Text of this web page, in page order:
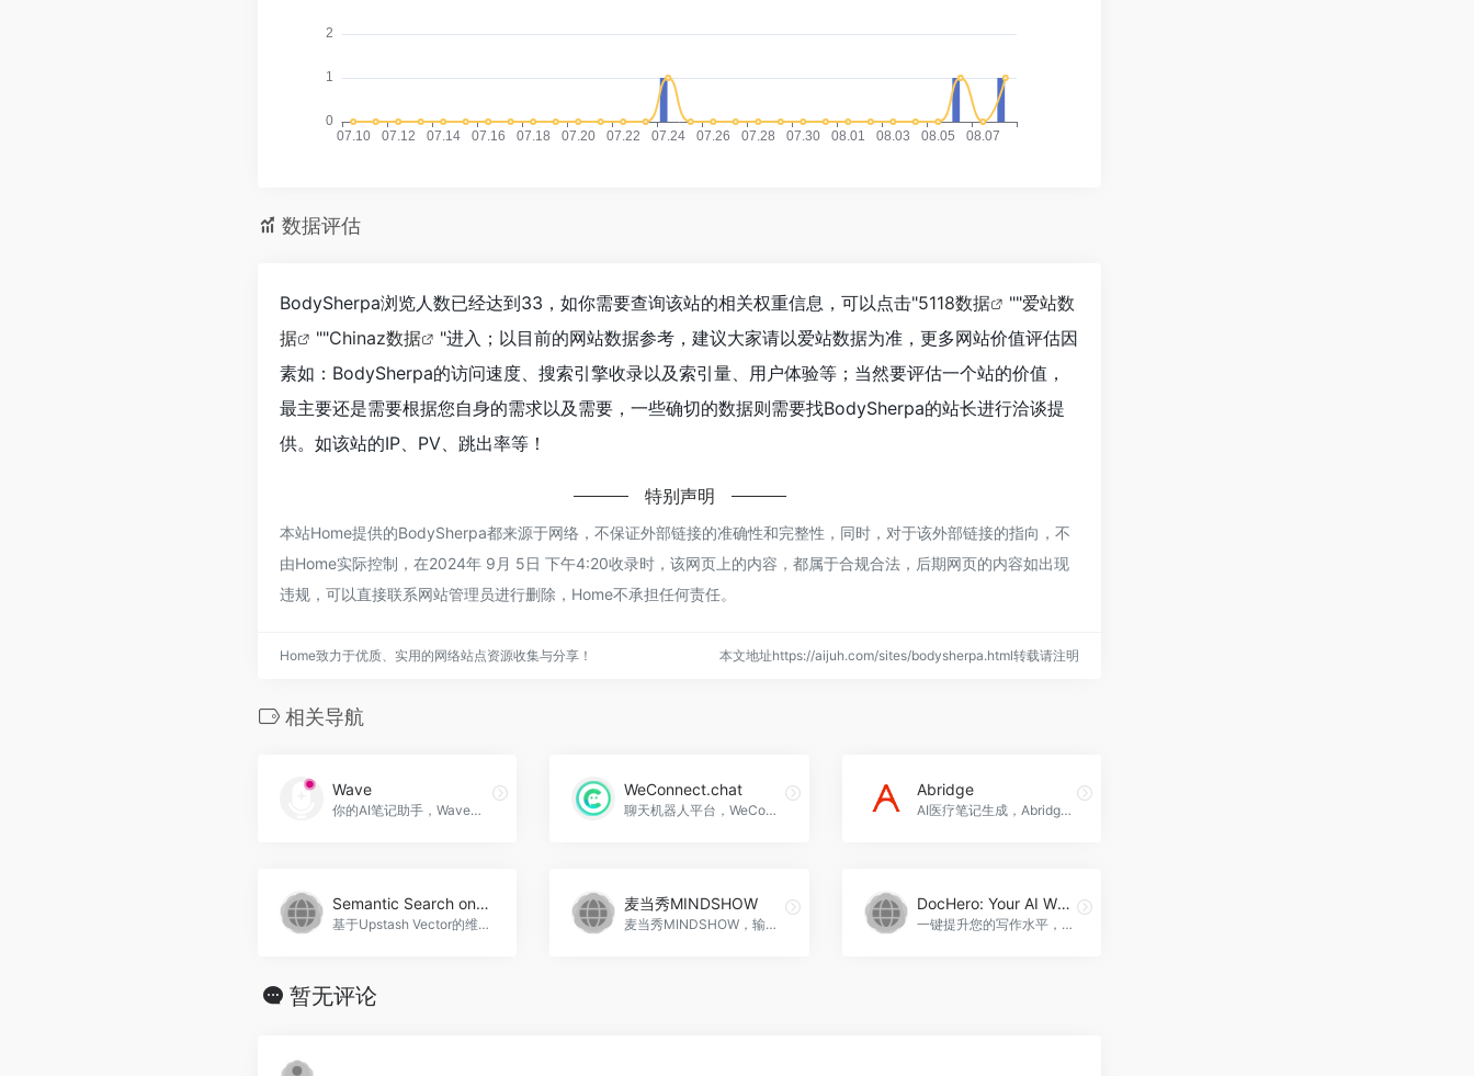
数据评估
BodySherpa浏览人数已经达到33，如你需要查询该站的相关权重信息，可以点击"5118数据 ""爱站数
据
""Chinaz数据
"进入；以目前的网站数据参考，建议大家请以爱站数据为准，更多网站价值评估因
素如：BodySherpa的访问速度、搜索引擎收录以及索引量、用户体验等；当然要评估一个站的价值，
最主要还是需要根据您自身的需求以及需要，一些确切的数据则需要找BodySherpa的站长进行洽谈提
供。如该站的IP、PV、跳出率等！
特别声明
本站Home提供的BodySherpa都来源于网络，不保证外部链接的准确性和完整性，同时，对于该外部链接的指向，不
由Home实际控制，在2024年 9月 5日 下午4:20收录时，该网页上的内容，都属于合规合法，后期网页的内容如出现
违规，可以直接联系网站管理员进行删除，Home不承担任何责任。
Home致力于优质、实用的网络站点资源收集与分享！ 本文地址https://aijuh.com/sites/bodysherpa.html转载请注明
相关导航
Wave
你的AI笔记助手，Wave官网入口网址
WeConnect.chat
聊天机器人平台，WeConnect.chat官网入口网址
Abridge
AI医疗笔记生成，Abridge官网入口网址
Semantic Search on Wikipedia with Upstash Vector
基于Upstash Vector的维基百科语义搜索工具。Semantic Search on Wikipedia with Upstash Vector官网入口网址
麦当秀MINDSHOW
麦当秀MINDSHOW，输入标题或关键词，一分钟生成专业PPT。
DocHero: Your AI Writing Companion
一键提升您的写作水平，为任何受众定制语气，DocHero: Your AI Writing Companion官网入口网址
暂无评论